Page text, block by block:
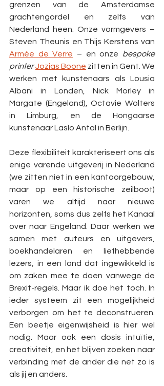
grenzen van de Amsterdamse
grachtengordel en zelfs van
Nederland heen. Onze vormgevers –
Armée de Verre – en onze bespoke
printerJozias Boone zitten in Gent. We
werken met kunstenaars als Lousia
Albani in Londen, Nick Morley in
Margate (Engeland), Octavie Wolters
in Limburg, en de Hongaarse
kunstenaar Laslo Antal in Berlijn.
Deze flexibiliteit karakteriseert ons als
enige varende uitgeverij in Nederland
(we zitten niet in een kantoorgebouw,
maar op een historische zeilboot)
varen we altijd naar nieuwe
horizonten, soms dus zelfs het Kanaal
over naar Engeland. Daar werken we
samen met auteurs en uitgevers,
boekhandelaren en liefhebbende
lezers, in een land dat ingewikkeld is
om zaken mee te doen vanwege de
Brexit-regels. Maar ik doe het toch. In
ieder systeem zit een mogelijkheid
verborgen om het te deconstrueren.
Een beetje eigenwijsheid is hier wel
nodig. Maar ook een dosis intuïtie,
creativiteit, en het blijven zoeken naar
verbinding met de ander die net zo is
als jij en anders.